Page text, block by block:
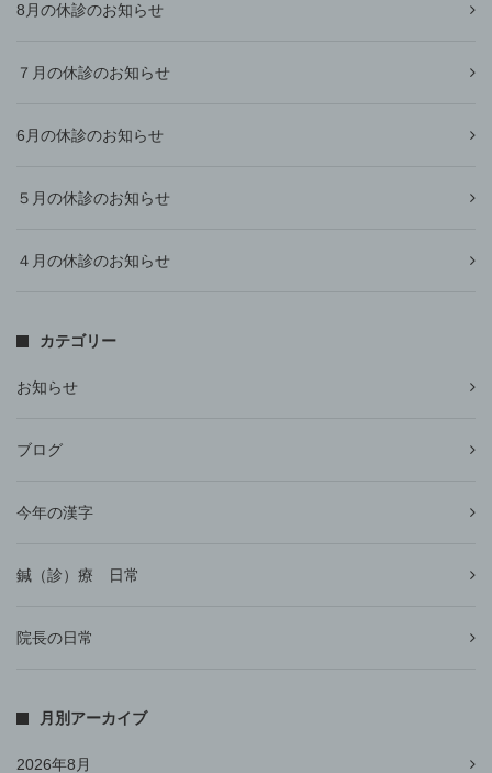
8月の休診のお知らせ
７月の休診のお知らせ
6月の休診のお知らせ
５月の休診のお知らせ
４月の休診のお知らせ
カテゴリー
お知らせ
ブログ
今年の漢字
鍼（診）療 日常
院長の日常
月別アーカイブ
2026年8月